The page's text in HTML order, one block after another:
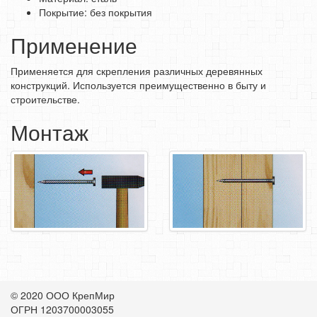
СРЕДСТВА ЗАЩИТЫ ТРУДА
ЭЛЕКТРОДЫ, ПРОВОЛКА
ЭЛЕКТРОИНСТРУМЕНТ
Покрытие: без покрытия
Применение
Применяется для скрепления различных деревянных
конструкций. Используется преимущественно в быту и
строительстве.
Монтаж
© 2020 ООО КрепМир
ОГРН 1203700003055